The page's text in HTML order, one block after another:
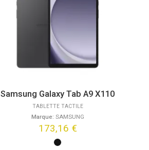
TABLETTE TACTILE
Marque: SAMSUNG
Samsung Galaxy Tab A9 X110
173,16 €